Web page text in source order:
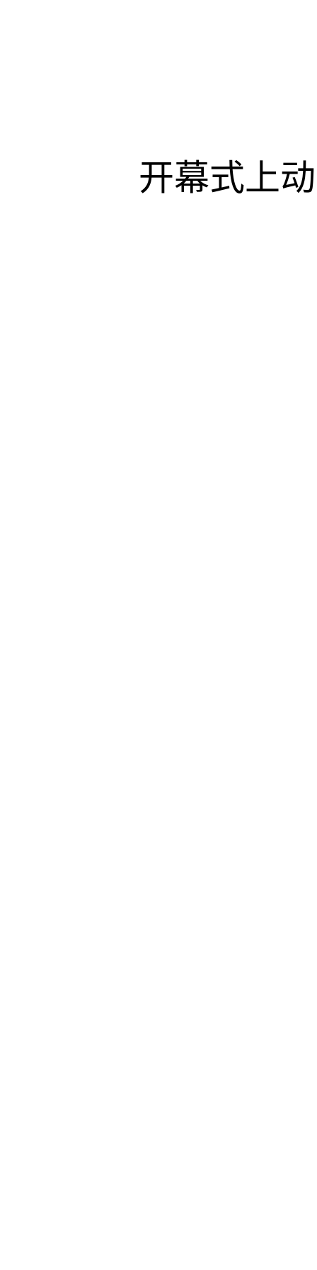
开幕式上